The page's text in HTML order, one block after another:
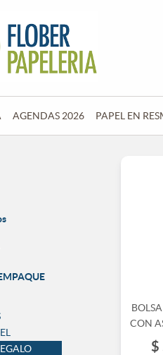
AGENDAS 2026 PAPEL EN
CON
$